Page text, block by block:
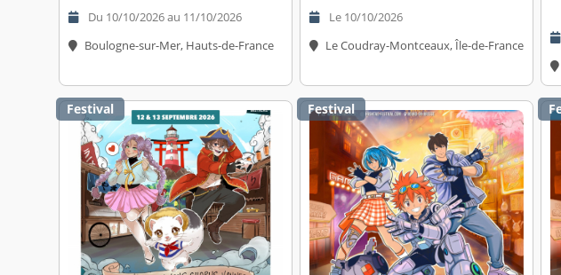
Du 10/10/2026 au 11/10/2026
Boulogne-sur-Mer, Hauts-de-France
Le 10/10/2026
Le Coudray-Montceaux, Île-de-France
Festival Festival